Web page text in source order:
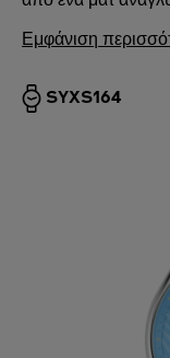
Εμφάνιση
SYXS164